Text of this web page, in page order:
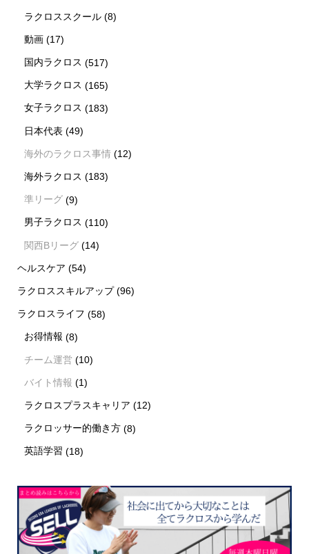
ラクロススクール (8)
動画 (17)
国内ラクロス (517)
大学ラクロス (165)
女子ラクロス (183)
日本代表 (49)
海外のラクロス事情 (12)
海外ラクロス (183)
準リーグ (9)
男子ラクロス (110)
関西Bリーグ (14)
ヘルスケア (54)
ラクロススキルアップ(96)
ラクロスライフ (58)
お得情報 (8)
チーム運営 (10)
バイト情報 (1)
ラクロスプラスキャリア (12)
ラクロッサー的働き方 (8)
英語学習 (18)